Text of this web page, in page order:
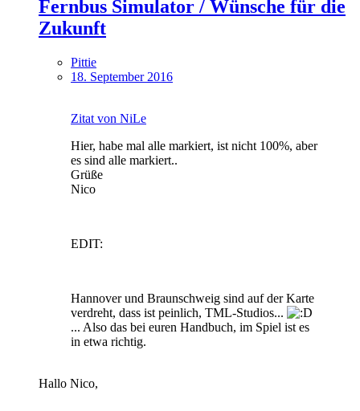
Fernbus Simulator / Wünsche für die
Zukunft
Pittie
18. September 2016
Zitat von NiLe
Hier, habe mal alle markiert, ist nicht 100%, aber
es sind alle markiert..
Grüße
Nico
EDIT:
Hannover und Braunschweig sind auf der Karte
verdreht, dass ist peinlich, TML-Studios...
... Also das bei euren Handbuch, im Spiel ist es
in etwa richtig.
Hallo Nico,